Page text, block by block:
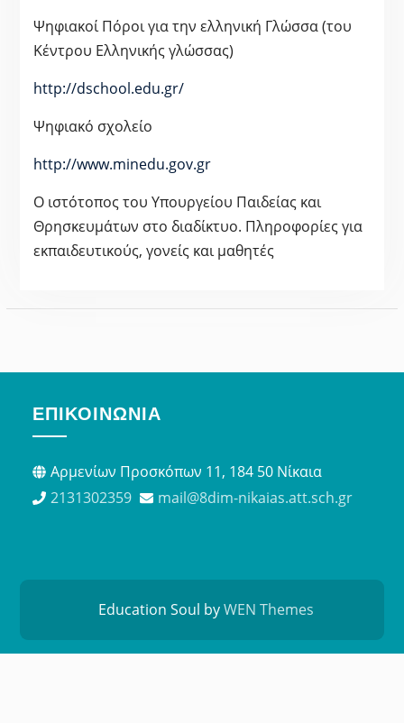
Ψηφιακοί Πόροι για την ελληνική Γλώσσα (του
Κέντρου Ελληνικής γλώσσας)
http://dschool.edu.gr/
Ψηφιακό σχολείο
http://www.minedu.gov.gr
Ο ιστότοπος του Υπουργείου Παιδείας και
Θρησκευμάτων στο διαδίκτυο. Πληροφορίες για
εκπαιδευτικούς, γονείς και μαθητές
ΕΠΙΚΟΙΝΩΝΊΑ
Αρμενίων Προσκόπων 11, 184 50 Νίκαια
2131302359
mail@8dim-nikaias.att.sch.gr
Education Soul byWEN Themes